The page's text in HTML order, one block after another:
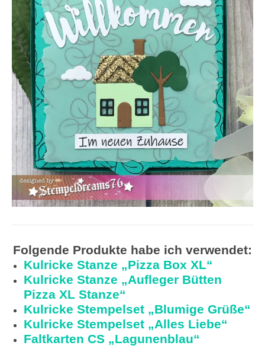
Folgende Produkte habe ich verwendet:
Kulricke Stanze „Pizza Box XL“
Kulricke Stanze „Aufleger Bütten
Pizza XL Stanze“
Kulricke Stempelset „Blumige Grüße“
Kulricke Stempelset „Alles Liebe“
Faltkarten CS „Lagunenblau“